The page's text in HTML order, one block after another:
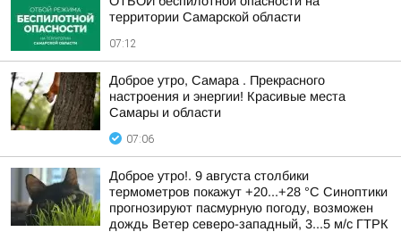
территории Самарской области
07:12
Доброе утро, Самара . Прекрасного
настроения и энергии! Красивые места
Самары и области
07:06
Доброе утро!. 9 августа столбики
термометров покажут +20...+28 °C Синоптики
прогнозируют пасмурную погоду, возможен
дождь Ветер северо-западный, 3...5 м/с ГТРК